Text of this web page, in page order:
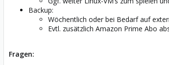
Backup:
Wöchentlich oder bei Bedarf auf
Evtl. zusätzlich Amazon Prime Abo
Fragen: